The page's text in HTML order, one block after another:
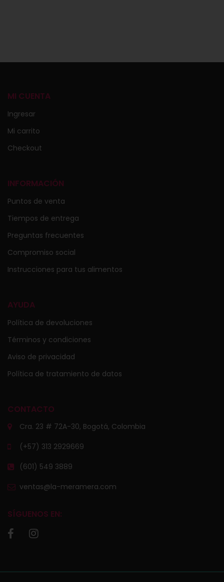
MI CUENTA
Ingresar
Mi carrito
Checkout
INFORMACIÓN
Puntos de venta
Tiempos de entrega
Preguntas frecuentes
Compromiso social
Instrucciones para tus alimentos
AYUDA
Política de devoluciones
Términos y condiciones
Aviso de privacidad
Política de tratamiento de datos
CONTACTO
Cra. 23 # 72A-30, Bogotá, Colombia
(+57) 313 2929669
(601) 549 3889
ventas@la-meramera.com
SÍGUENOS EN: